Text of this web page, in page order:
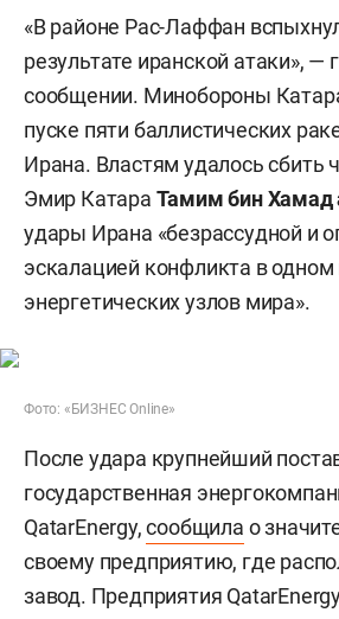
«В районе Рас-Лаффан
результате иранской атаки», —
сообщении. Минобороны
пуске пяти баллистических
Ирана. Властям удалось сбить
Эмир Катара Тамим бин Хамад
удары Ирана «безрассудной и
эскалацией конфликта в
энергетических узлов мира».
Фото: «БИЗНЕС Online»
После удара крупнейший
государственная
QatarEnergy,сообщила о
своему предприятию, где
завод. Предприятия